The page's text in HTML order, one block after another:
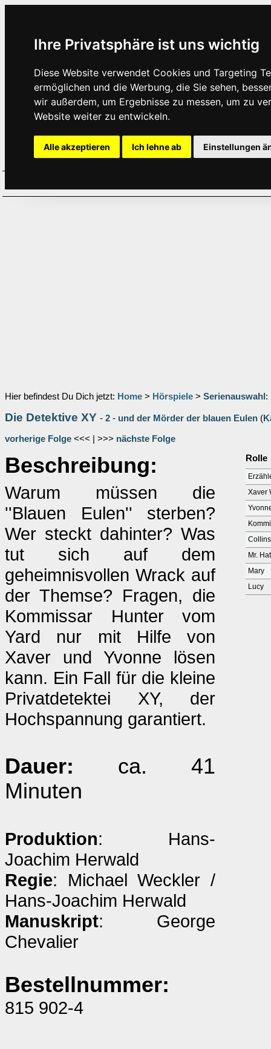
Ihre Privatsphäre ist uns wichtig
Diese Website verwendet Cookies und Targeting
ermöglichen und die Werbung, die Sie sehen,
wir außerdem, um Ergebnisse zu messen, um zu
Website weiter zu entwickeln.
Alle akzeptieren Ich lehne ab Einstellungen
Hier befindest Du Dich jetzt: Home > Hörspiele > Serienauswahl :
Die Detektive XY - 2 - und der Mörder der blauen Eulen (
vorherige Folge <<< | >>> nächste Folge
Beschreibung:
Warum müssen die
''Blauen Eulen'' sterben?
Wer steckt dahinter? Was
tut sich auf dem
geheimnisvollen Wrack auf
der Themse? Fragen, die
Kommissar Hunter vom
Yard nur mit Hilfe von
Xaver und Yvonne lösen
kann. Ein Fall für die kleine
Privatdetektei XY, der
Hochspannung garantiert.
Dauer: ca. 41
Minuten
Produktion: Hans-
Joachim Herwald
Regie: Michael Weckler /
Hans-Joachim Herwald
Manuskript: George
Chevalier
Bestellnummer:
815 902-4
Rolle
Xaver
Collins
Mr.
Mary
Lucy